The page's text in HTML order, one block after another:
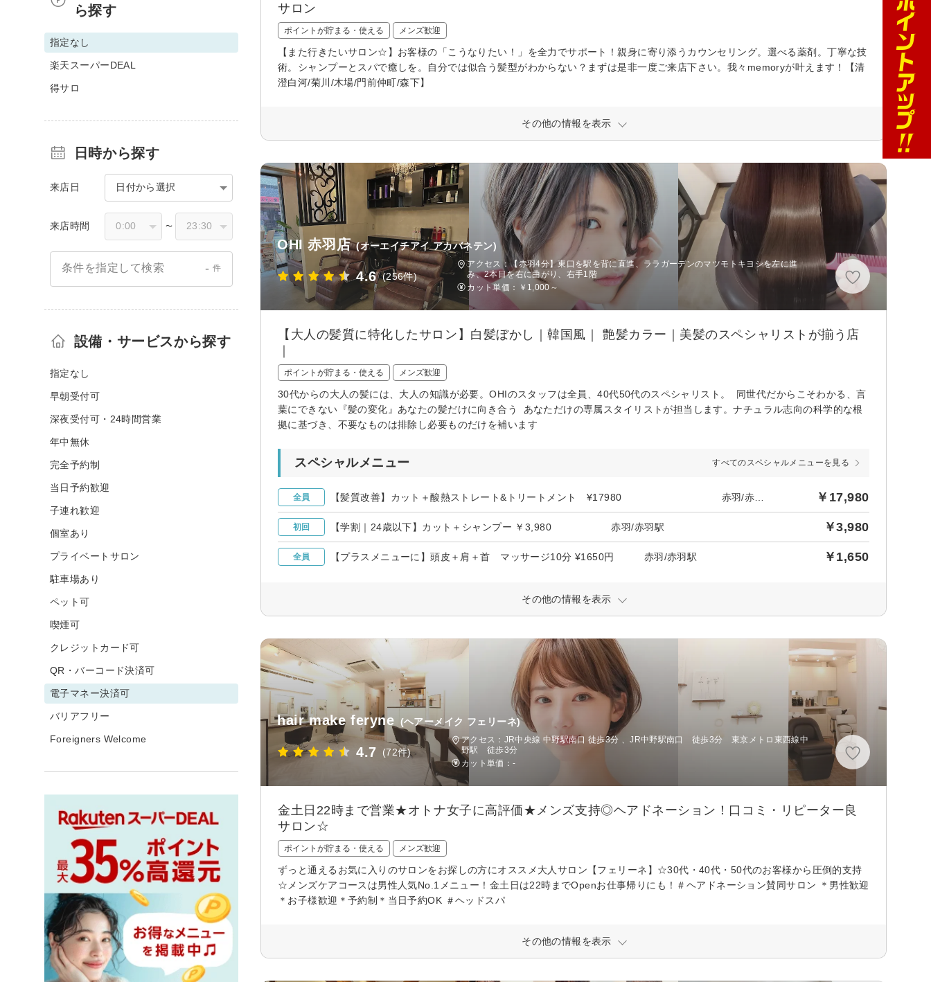
サロン
ポイントが貯まる・使える メンズ歓迎
【また行きたいサロン☆】お客様の「こうなりたい！」を全力でサポート！親身に寄り添うカウンセリング。選べる薬剤。丁寧な技
術。シャンプーとスパで癒しを。自分では似合う髪型がわからない？まずは是非一度ご来店下さい。我々memoryが叶えます！【清
澄白河/菊川/木場/門前仲町/森下】
その他の情報を表示
OHI 赤羽店 (オーエイチアイ アカバネテン)
4.6 (256件)
アクセス：【赤羽4分】東口を駅を背に直進、ララガーデンのマツモトキヨシを左に進
み、2本目を右に曲がり、右手1階
カット単価：
￥1,000～
【大人の髪質に特化したサロン】白髪ぼかし｜韓国風｜ 艶髪カラー｜美髪のスペシャリストが揃う店
｜
ポイントが貯まる・使える メンズ歓迎
30代からの大人の髪には、大人の知識が必要。OHIのスタッフは全員、40代50代のスペシャリスト。 同世代だからこそわかる、言
葉にできない『髪の変化』あなたの髪だけに向き合う あなただけの専属スタイリストが担当します。ナチュラル志向の科学的な根
拠に基づき、不要なものは排除し必要ものだけを補います
スペシャルメニュー すべてのスペシャルメニューを見る
全員 ￥17,980
初回 【学割｜24歳以下】カット＋シャンプー ￥3,980 赤羽/赤羽駅 ￥3,980
全員 【プラスメニューに】頭皮＋肩＋首 マッサージ10分 ¥1650円 赤羽/赤羽駅 ￥1,650
その他の情報を表示
hair make feryne (ヘアーメイク フェリーネ)
4.7 (72件)
アクセス：JR中央線 中野駅南口 徒歩3分 、JR中野駅南口 徒歩3分 東京メトロ東西線中
野駅 徒歩3分
カット単価：-
金土日22時まで営業★オトナ女子に高評価★メンズ支持◎ヘアドネーション！口コミ・リピーター良
サロン☆
ポイントが貯まる・使える メンズ歓迎
ずっと通えるお気に入りのサロンをお探しの方にオススメ大人サロン【フェリーネ】☆30代・40代・50代のお客様から圧倒的支持
☆メンズケアコースは男性人気No.1メニュー！金土日は22時までOpenお仕事帰りにも！＃ヘアドネーション賛同サロン ＊男性歓迎
＊お子様歓迎＊予約制＊当日予約OK ＃ヘッドスパ
その他の情報を表示
ら探す
指定なし
楽天スーパーDEAL
得サロ
日時から探す
来店日 日付から選択
来店時間 〜
条件を指定して検索 - 件
設備・サービスから探す
指定なし
早朝受付可
深夜受付可・24時間営業
年中無休
完全予約制
当日予約歓迎
子連れ歓迎
個室あり
プライベートサロン
駐車場あり
ペット可
喫煙可
クレジットカード可
QR・バーコード決済可
電子マネー決済可
バリアフリー
Foreigners Welcome